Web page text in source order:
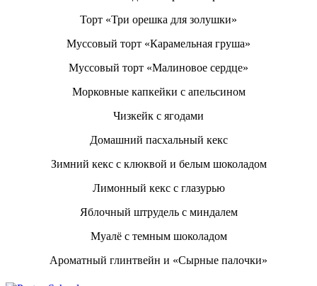
Торт «Три орешка для золушки»
Муссовый торт «Карамельная груша»
Муссовый торт «Малиновое сердце»
Морковные капкейки с апельсином
Чизкейк с ягодами
Домашний пасхальный кекс
Зимний кекс с клюквой и белым шоколадом
Лимонный кекс с глазурью
Яблочный штрудель с миндалем
Муалё с темным шоколадом
Ароматный глинтвейн и «Сырные палочки»